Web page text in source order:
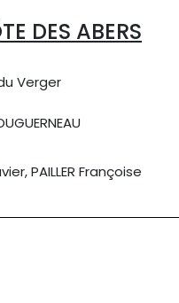
DES ABERS
Verger
PAILLER Françoise